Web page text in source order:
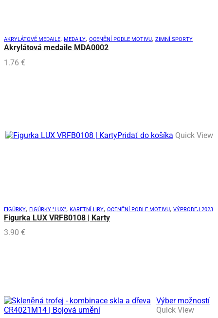
vybrať
AKRYLÁTOVÉ MEDAILE, MEDAILY, OCENĚNÍ PODLE MOTIVU, ZIMNÍ SPORTY
Akrylátová medaile MDA0002
1.76 €
Pridať do košíka Quick View
FIGÚRKY, FIGÚRKY "LUX", KARETNÍ HRY, OCENĚNÍ PODLE MOTIVU, VÝPRODEJ 2023
Figurka LUX VRFB0108 | Karty
3.90 €
Výber možností
Quick View